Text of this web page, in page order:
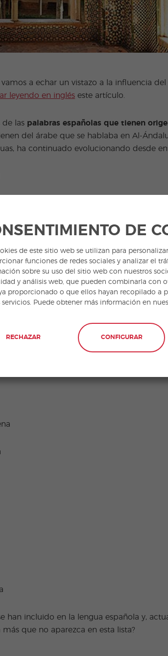
a echar un vistazo a la influencia del
leyendo en inglés este artículo.
de las palabras españolas que tienen
del árabe que se hablaba en Al-
ha continuado evolucionando desde
Español
ojalá
han incluido en la lengua española y,
que no aparezca en esta lista?
DE
de este sitio web se utilizan para
funciones de redes sociales y analizar el
sobre su uso del sitio web con nuestros
y análisis web, que pueden combinarla con
proporcionado o que ellos hayan recopilado a
servicios. Puede obtener más información en
RECHAZAR CONFIGURAR